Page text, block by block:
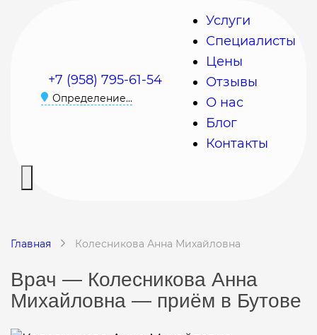
Услуги
Специалисты
Цены
Отзывы
О нас
Блог
Контакты
+7 (958) 795-61-54
Определение...
Главная Колесникова Анна Михайловна
Врач — Колесникова Анна
Михайловна — приём в Бутове